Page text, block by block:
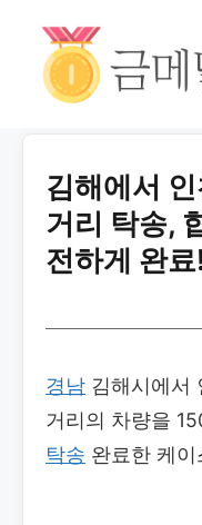
김해에서
거리 탁송,
전하게 완
경남 김해시에서
거리의 차량을
탁송 완료한 케이